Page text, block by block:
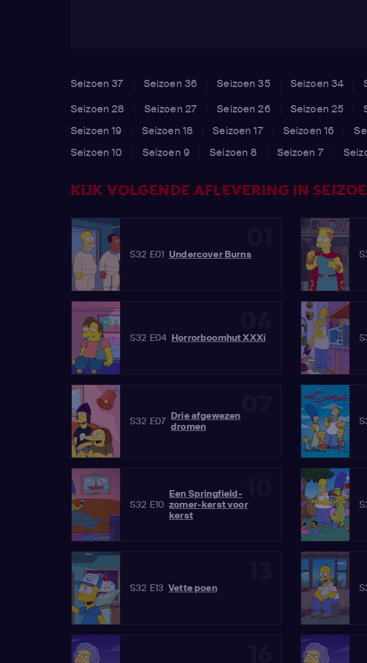
Seizoen 37 Seizoen 36 Seizoen 35 Seizoen 34
Seizoen 28
Seizoen 27 Seizoen 26 Seizoen 25
Seizoen 19
Seizoen 18 Seizoen 17 Seizoen 16
Seizoen 10
Seizoen 9 Seizoen 8 Seizoen 7
KIJK VOLGENDE AFLEVERING IN
S32 E01 Undercover Burns
S32 E04 Horrorboomhut XXXi
S32 E07 Drie afgewezen
dromen
S32 E10
Een Springfield-
zomer-kerst voor
kerst
S32 E13 Vette poen